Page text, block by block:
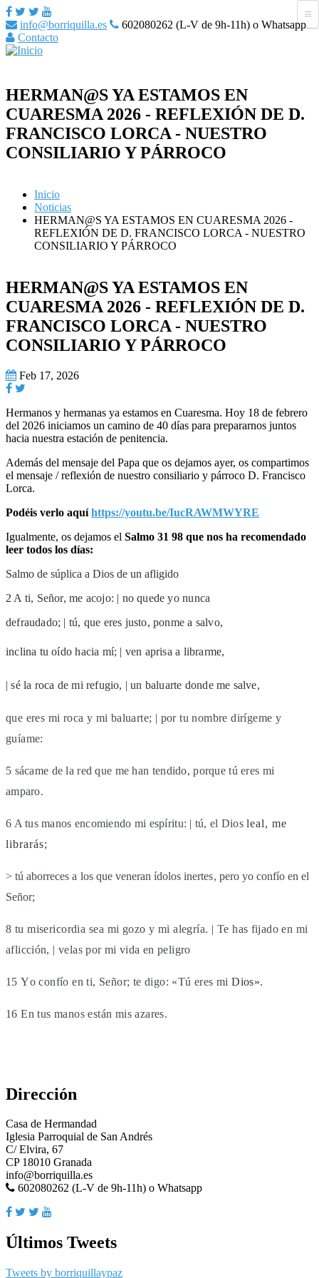
info@borriquilla.es
602080262 (L-V de 9h-11h) o Whatsapp
Contacto
HERMAN@S YA ESTAMOS EN
CUARESMA 2026 - REFLEXIÓN DE D.
FRANCISCO LORCA - NUESTRO
CONSILIARIO Y PÁRROCO
Inicio
Noticias
HERMAN@S YA ESTAMOS EN CUARESMA 2026 -
REFLEXIÓN DE D. FRANCISCO LORCA - NUESTRO
CONSILIARIO Y PÁRROCO
HERMAN@S YA ESTAMOS EN
CUARESMA 2026 - REFLEXIÓN DE D.
FRANCISCO LORCA - NUESTRO
CONSILIARIO Y PÁRROCO
Feb 17, 2026
Hermanos y hermanas ya estamos en Cuaresma. Hoy 18 de febrero
del 2026 iniciamos un camino de 40 días para prepararnos juntos
hacia nuestra estación de penitencia.
Además del mensaje del Papa que os dejamos ayer, os compartimos
el mensaje / reflexión de nuestro consiliario y párroco D. Francisco
Lorca.
Podéis verlo aquíhttps://youtu.be/IucRAWMWYRE
Igualmente, os dejamos el Salmo 31 98 que nos ha recomendado
leer todos los días:
Salmo de súplica a Dios de un afligido
2 A ti, Señor, me acojo: | no quede yo nunca
defraudado; | tú, que eres justo, ponme a salvo,
inclina tu oído hacia mí; | ven aprisa a librarme,
| sé la roca de mi refugio, | un baluarte donde me salve,
que eres mi roca y mi baluarte; | por tu nombredirígeme y
guíame:
5 sácame de la red que me han tendido, porque túeres mi
amparo.
6 A tus manos encomiendo mi espíritu: | tú, el Diosleal, me
librarás;
> tú aborreces a los que veneran ídolos inertes, pero yo confío en el
Señor;
8 tu misericordia sea mi gozo y mi alegría. | Tehas fijado en mi
aflicción, | velas por mi vida en peligro
15 Yo confío en ti, Señor; te digo: «Tú eres miDios».
16 En tus manos están mis azares.
Dirección
Casa de Hermandad
Iglesia Parroquial de San Andrés
C/ Elvira, 67
CP 18010 Granada
info@borriquilla.es
602080262 (L-V de 9h-11h) o Whatsapp
Últimos Tweets
Tweets by borriquillaypaz